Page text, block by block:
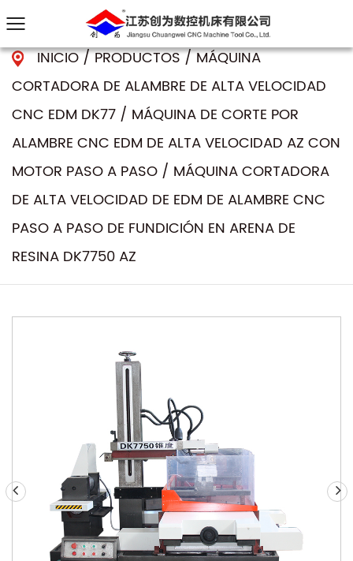
INICIO/PRODUCTOS/MÁQUINA
CORTADORA DE ALAMBRE DE ALTA VELOCIDAD
CNC EDM DK77 / MÁQUINA DE CORTE POR
ALAMBRE CNC EDM DE ALTA VELOCIDAD AZ CON
MOTOR PASO A PASO / MÁQUINA CORTADORA
DE ALTA VELOCIDAD DE EDM DE ALAMBRE CNC
PASO A PASO DE FUNDICIÓN EN ARENA DE
RESINA DK7750 AZ